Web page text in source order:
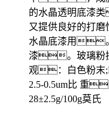
的水晶透明底漆
又提供良好的打
水晶底漆用
漆。玻璃粉
观：白色粉
2.5-0.5um比 重
28±2.5g/100g莫氏